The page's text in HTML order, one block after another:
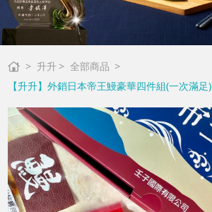
升升
全部商品
【升升】外銷日本帝王鰻豪華四件組(一次滿足)